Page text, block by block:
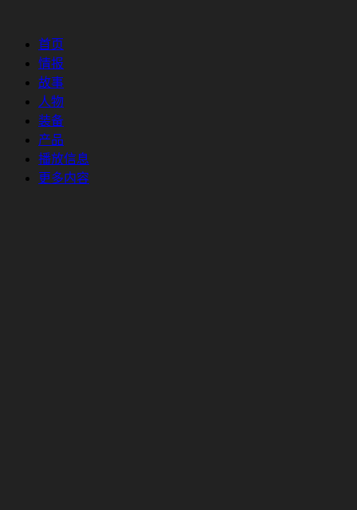
首页
情报
故事
人物
装备
产品
播放信息
更多内容